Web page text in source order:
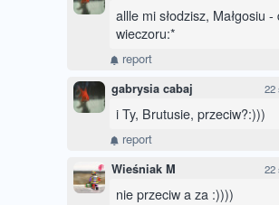
allle mi słodzisz, Małgosiu
wieczoru:*
report
gabrysia cabaj 22
i Ty, Brutusie, przeciw?:)))
report
Wieśniak M 22
nie przeciw a za :))))